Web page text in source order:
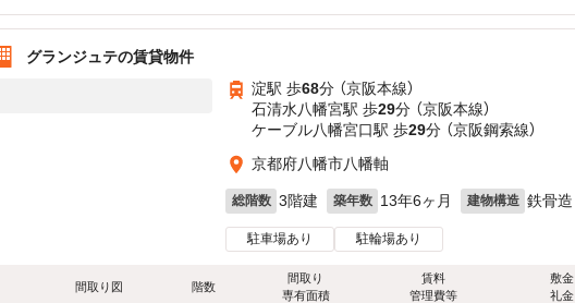
グランジュテの賃貸物件
淀駅 歩68分 （京阪本線）
石清水八幡宮駅 歩29分 （京阪本線）
ケーブル八幡宮口駅 歩29分 （京阪鋼索線）
京都府八幡市八幡軸
総階数 3階建 築年数 13年6ヶ月 建物構造 鉄骨造
駐車場あり 駐輪場あり
間取り図 階数
間取り
専有面積
賃料
管理費等
敷金
礼金